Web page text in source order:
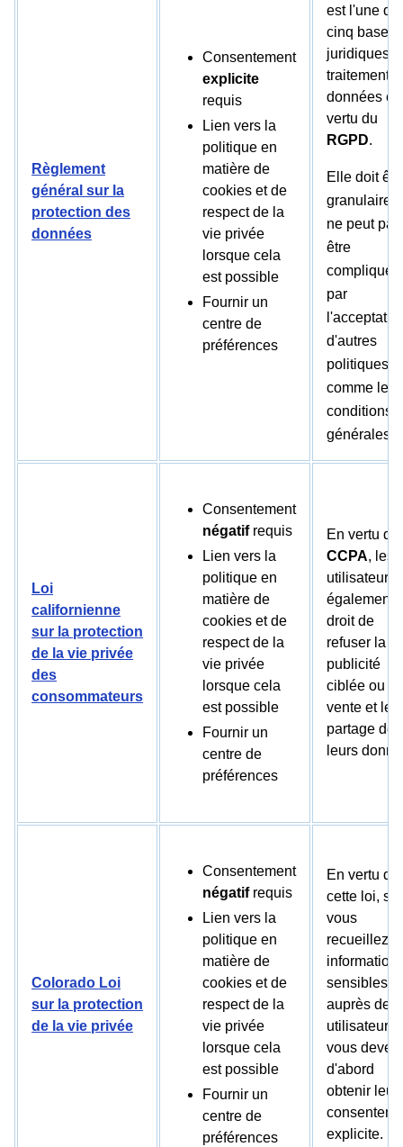
Règlement
général sur la
protection des
données
Consentement
explicite
requis
Lien vers la
politique en
matière de
cookies et de
respect de la
vie privée
lorsque cela
est possible
Fournir un
centre de
préférences
est l'une
cinq bases
juridiques
traitement
données en
vertu du
RGPD.
Elle doit
granulaire
ne peut pas
être
compliquée
par
d'autres
politiques,
comme les
conditions
générales.
Loi
californienne
sur la protection
de la vie privée
des
consommateurs
Consentement
négatifrequis
Lien vers la
politique en
matière de
cookies et de
respect de la
vie privée
lorsque cela
est possible
Fournir un
centre de
préférences
En vertu de
CCPA, les
utilisateurs
également
droit de
refuser la
publicité
ciblée ou la
vente et le
partage de
leurs
Colorado Loi
sur la protection
de la vie privée
Consentement
négatifrequis
Lien vers la
politique en
matière de
cookies et de
respect de la
vie privée
lorsque cela
est possible
Fournir un
centre de
préférences
En vertu de
cette loi, si
vous
recueillez
sensibles
auprès des
utilisateurs,
vous devez
d'abord
obtenir leur
explicite.